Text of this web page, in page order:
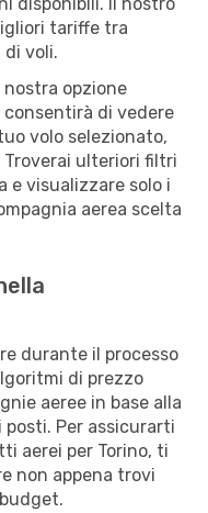
tariffe tra
voli.
opzione
di vedere
volo selezionato,
ulteriori filtri
e visualizzare solo i
aerea scelta
durante il processo
di prezzo
aeree in base alla
Per assicurarti
aerei per Torino, ti
non appena trovi